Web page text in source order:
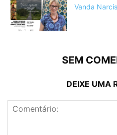
Vanda
SEM
DEIXE UMA